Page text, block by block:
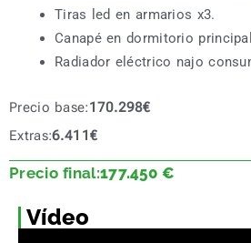
Tiras led en armarios x3.
Canapé en dormitorio
Radiador eléctrico najo
Precio base:170.298€
Extras:6.411€
Precio final:177.450€
Vídeo